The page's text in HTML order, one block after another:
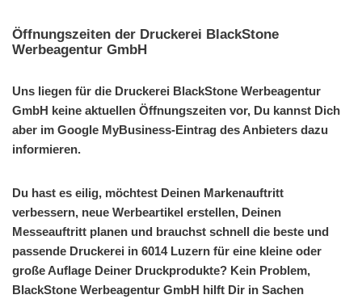
Öffnungszeiten der Druckerei BlackStone
Werbeagentur GmbH
Uns liegen für die Druckerei BlackStone Werbeagentur
GmbH keine aktuellen Öffnungszeiten vor, Du kannst Dich
aber im Google MyBusiness-Eintrag des Anbieters dazu
informieren.
Du hast es eilig, möchtest Deinen Markenauftritt
verbessern, neue Werbeartikel erstellen, Deinen
Messeauftritt planen und brauchst schnell die beste und
passende Druckerei in 6014 Luzern für eine kleine oder
große Auflage Deiner Druckprodukte? Kein Problem,
BlackStone Werbeagentur GmbH hilft Dir in Sachen